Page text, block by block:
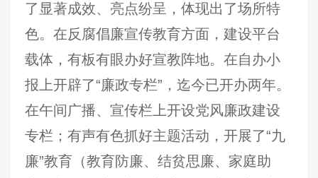
了显著成效、亮点纷呈，体现出了场所特
色。在反腐倡廉宣传教育方面，建设平台
载体，有板有眼办好宣教阵地。在自办小
报上开辟了“廉政专栏”，迄今已开办两年。
在午间广播、宣传栏上开设党风廉政建设
专栏；有声有色抓好主题活动，开展了“九
廉”教育（教育防廉、结贫思廉、家庭助